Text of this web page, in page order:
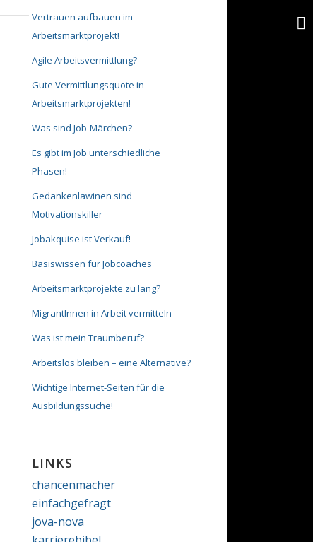
Vertrauen aufbauen im
Arbeitsmarktprojekt!
Agile Arbeitsvermittlung?
Gute Vermittlungsquote in
Arbeitsmarktprojekten!
Was sind Job-Märchen?
Es gibt im Job unterschiedliche
Phasen!
Gedankenlawinen sind
Motivationskiller
Jobakquise ist Verkauf!
Basiswissen für Jobcoaches
Arbeitsmarktprojekte zu lang?
MigrantInnen in Arbeit vermitteln
Was ist mein Traumberuf?
Arbeitslos bleiben – eine Alternative?
Wichtige Internet-Seiten für die
Ausbildungssuche!
LINKS
chancenmacher
einfachgefragt
jova-nova